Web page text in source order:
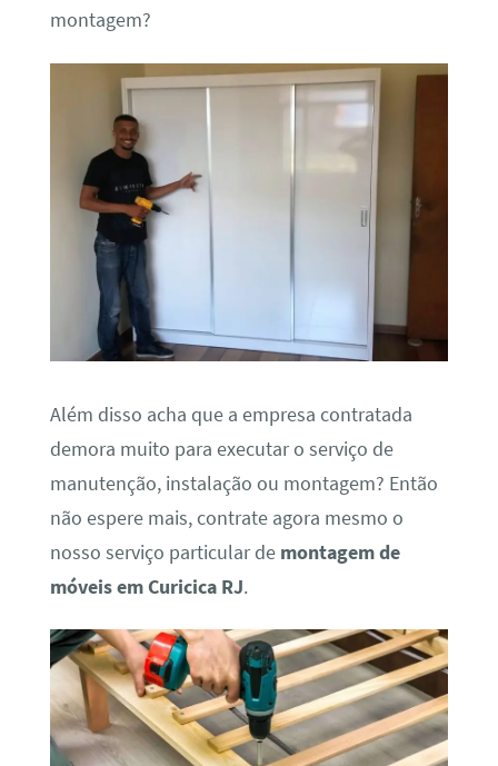
montagem?
Além disso acha que a empresa contratada
demora muito para executar o serviço de
manutenção, instalação ou montagem? Então
não espere mais, contrate agora mesmo o
nosso serviço particular de montagem de
móveis em Curicica RJ.